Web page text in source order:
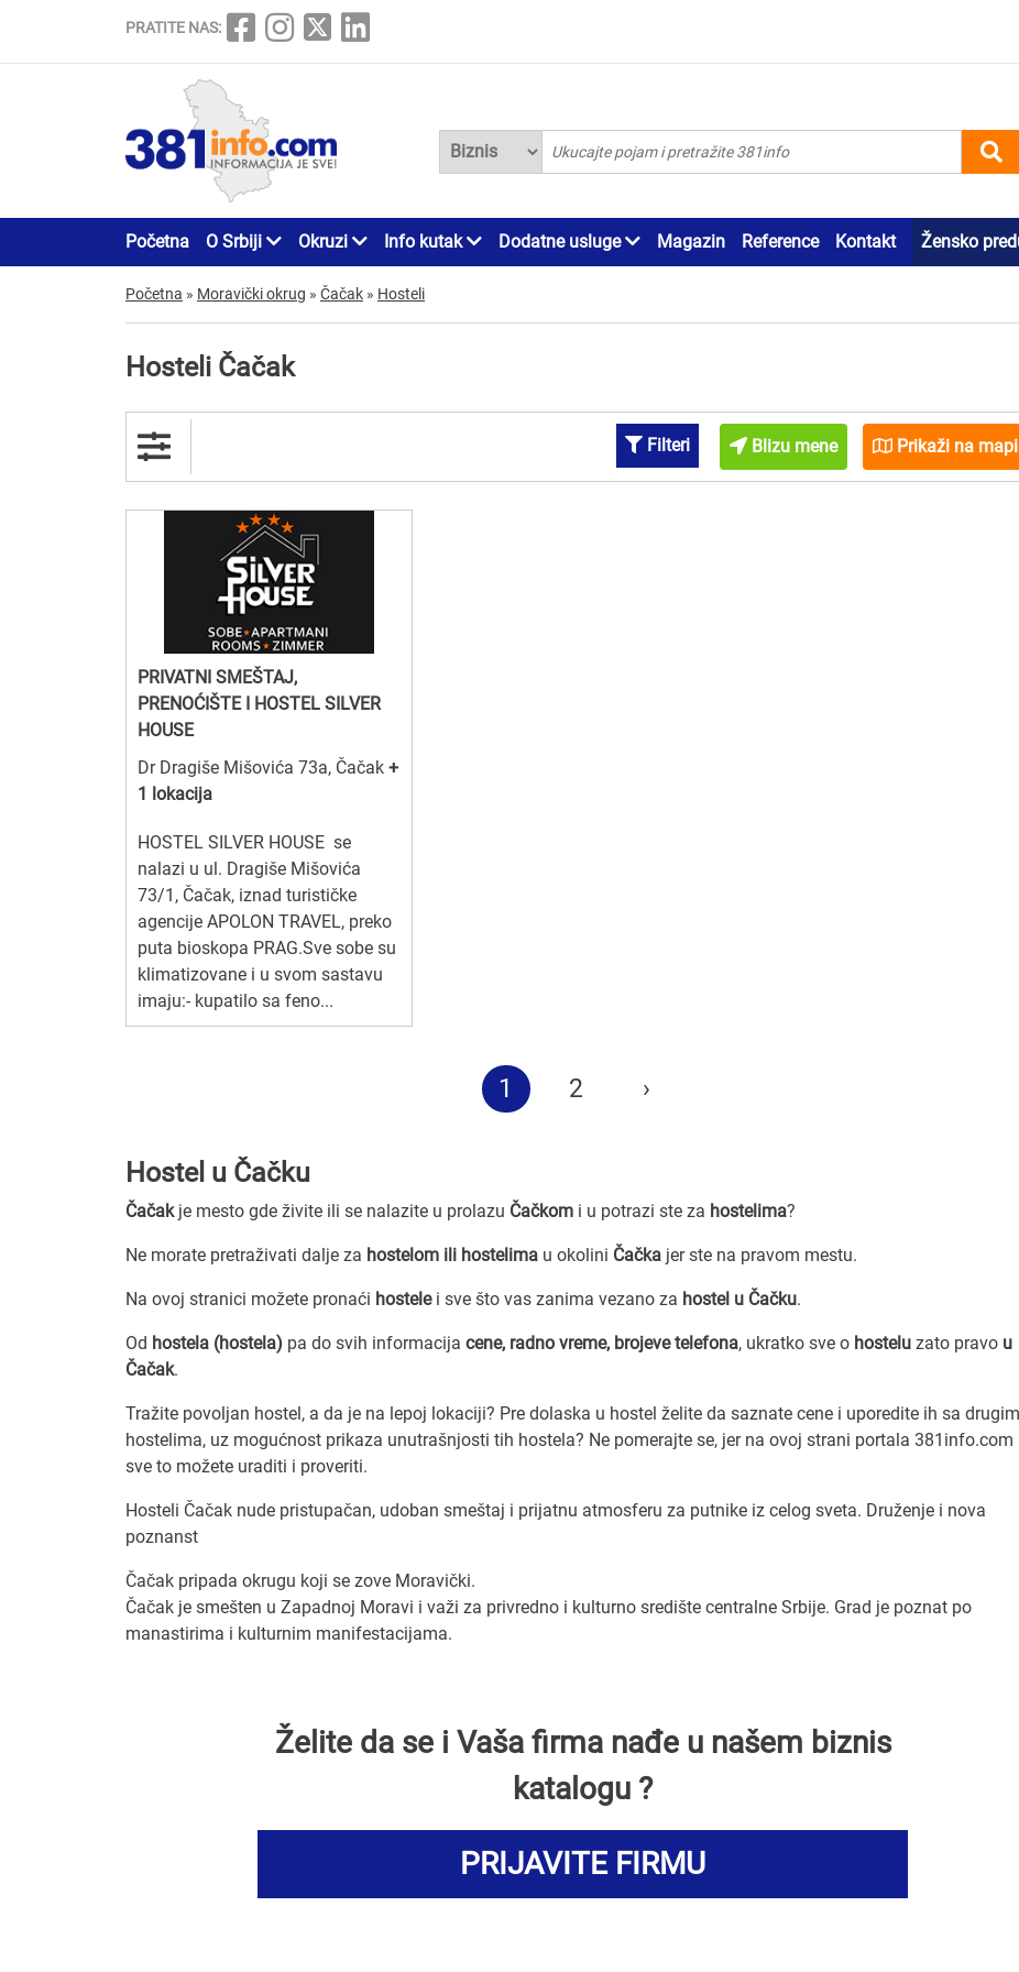
PRATITE NAS:
Početna O Srbiji Okruzi Info kutak Dodatne usluge Magazin Reference Kontakt Žensko
Početna » Moravički okrug » Čačak » Hosteli
Hosteli Čačak
Filteri Blizu mene Prikaži na mapi
PRIVATNI SMEŠTAJ,
PRENOĆIŠTE I HOSTEL SILVER
HOUSE
Dr Dragiše Mišovića 73a, Čačak +
1 lokacija
HOSTEL SILVER HOUSE se
nalazi u ul. Dragiše Mišovića
73/1, Čačak, iznad turističke
agencije APOLON TRAVEL, preko
puta bioskopa PRAG.Sve sobe su
klimatizovane i u svom sastavu
imaju:- kupatilo sa feno...
1 2 ›
Hostel u Čačku
Čačakje mesto gde živite ili se nalazite u prolazu Čačkom i u potrazi ste za hostelima?
Ne morate pretraživati dalje za hostelom ili hostelima u okolini Čačka jer ste na pravom mestu.
Na ovoj stranici možete pronaći hostelei sve što vas zanima vezano za hostel u Čačku.
Od hostela (hostela) pa do svih informacija cene, radno vreme, brojeve telefona, ukratko sve o hostelu zato pravo u
Čačak.
Tražite povoljan hostel, a da je na lepoj lokaciji? Pre dolaska u hostel želite da saznate cene i uporedite ih sa drugim
hostelima, uz mogućnost prikaza unutrašnjosti tih hostela? Ne pomerajte se, jer na ovoj strani portala 381info.com
sve to možete uraditi i proveriti.
Hosteli Čačak nude pristupačan, udoban smeštaj i prijatnu atmosferu za putnike iz celog sveta. Druženje i nova
poznanst
Čačak pripada okrugu koji se zove Moravički.
Čačak je smešten u Zapadnoj Moravi i važi za privredno i kulturno središte centralne Srbije. Grad je poznat po
manastirima i kulturnim manifestacijama.
Želite da se i Vaša firma nađe u našem biznis
katalogu ?
PRIJAVITE FIRMU